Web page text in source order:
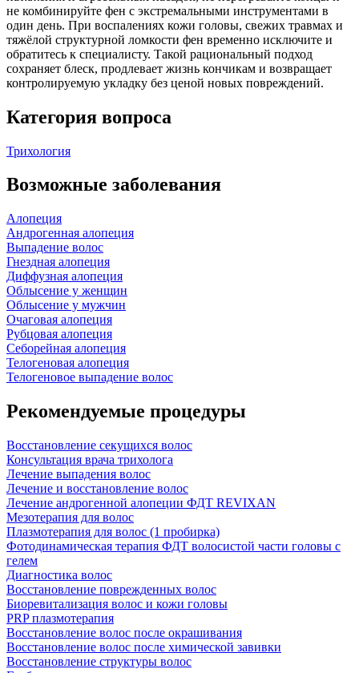
не комбинируйте фен с экстремальными инструментами в
один день. При воспалениях кожи головы, свежих травмах и
тяжёлой структурной ломкости фен временно исключите и
обратитесь к специалисту. Такой рациональный подход
сохраняет блеск, продлевает жизнь кончикам и возвращает
контролируемую укладку без ценой новых повреждений.
Категория вопроса
Трихология
Возможные заболевания
Алопеция
Андрогенная алопеция
Выпадение волос
Гнездная алопеция
Диффузная алопеция
Облысение у женщин
Облысение у мужчин
Очаговая алопеция
Рубцовая алопеция
Себорейная алопеция
Телогеновая алопеция
Телогеновое выпадение волос
Рекомендуемые процедуры
Восстановление секущихся волос
Консультация врача трихолога
Лечение выпадения волос
Лечение и восстановление волос
Лечение андрогенной алопеции ФДТ REVIXAN
Мезотерапия для волос
Плазмотерапия для волос (1 пробирка)
Фотодинамическая терапия ФДТ волосистой части головы с
гелем
Диагностика волос
Восстановление поврежденных волос
Биоревитализация волос и кожи головы
PRP плазмотерапия
Восстановление волос после окрашивания
Восстановление волос после химической завивки
Восстановление структуры волос